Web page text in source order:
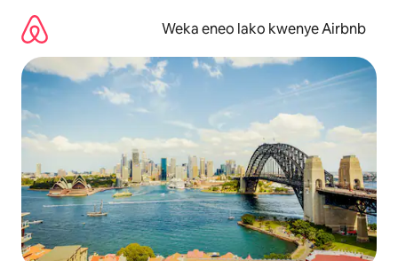
kwenda
kwenye
maudhui
Weka eneo lako kwenye Airbnb